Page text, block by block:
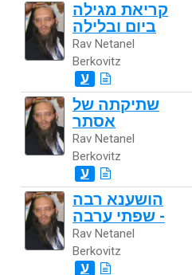
קריאת מגילה
ביום ובלילה
Rav Netanel
Berkovitz
ע
שתיקתה של
אסתר
Rav Netanel
Berkovitz
ע
הושענא רבה
- שפתי ערבה
Rav Netanel
Berkovitz
ע